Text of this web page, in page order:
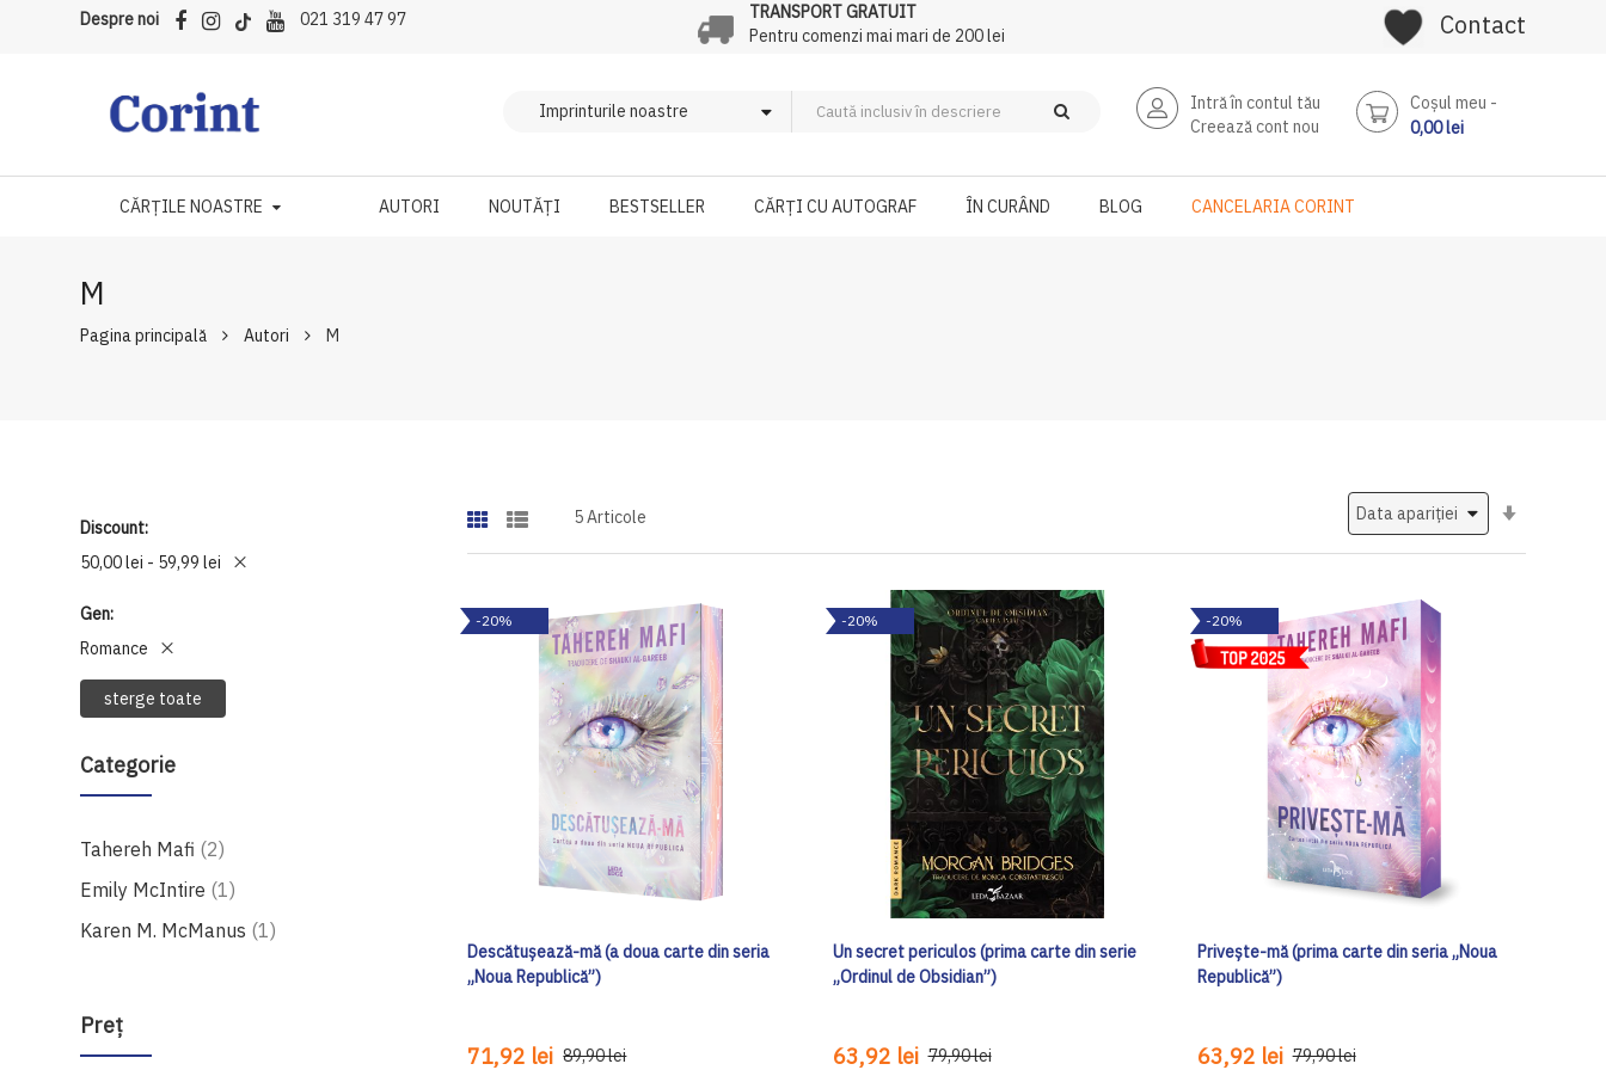
Despre noi 021 319 47 97
TRANSPORT GRATUIT
Pentru comenzi mai mari de 200 lei
Contact
Intră în contul tău
Creează cont nou
Coşul meu
0,00 lei
CĂRȚILE NOASTRE AUTORI NOUTĂȚI BESTSELLER CĂRȚI CU AUTOGRAF ÎN CURÂND BLOG CANCELARIA CORINT
M
Pagina principală Autori M
Discount
50,00 lei - 59,99 lei
Gen
Romance
sterge toate
Categorie
Tahereh Mafi 2produse
Emily McIntire 1produs
Karen M. McManus 1produs
Preţ
5Articole
-20%
Descătușează-mă (a doua carte din seria
„Noua Republică”)
71,92 lei 89,90 lei
-20%
Un secret periculos (prima carte din serie
„Ordinul de Obsidian”)
63,92 lei 79,90 lei
-20%
Privește-mă (prima carte din seria „Noua
Republică”)
63,92 lei 79,90 lei